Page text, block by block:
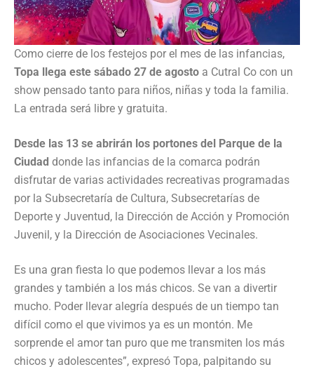
Como cierre de los festejos por el mes de las infancias,
Topa llega este sábado 27 de agosto a Cutral Co con un
show pensado tanto para niños, niñas y toda la familia.
La entrada será libre y gratuita.
Desde las 13 se abrirán los portones del Parque de la
Ciudad donde las infancias de la comarca podrán
disfrutar de varias actividades recreativas programadas
por la Subsecretaría de Cultura, Subsecretarías de
Deporte y Juventud, la Dirección de Acción y Promoción
Juvenil, y la Dirección de Asociaciones Vecinales.
Es una gran fiesta lo que podemos llevar a los más
grandes y también a los más chicos. Se van a divertir
mucho. Poder llevar alegría después de un tiempo tan
difícil como el que vivimos ya es un montón. Me
sorprende el amor tan puro que me transmiten los más
chicos y adolescentes”, expresó Topa, palpitando su